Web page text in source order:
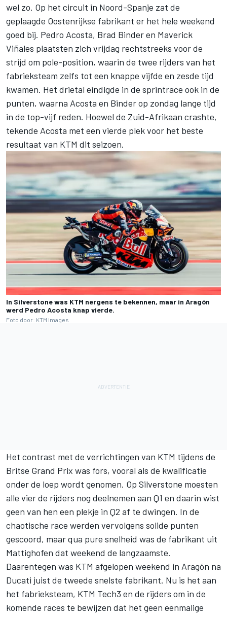
wel zo. Op het circuit in Noord-Spanje zat de
geplaagde Oostenrijkse fabrikant er het hele weekend
goed bij. Pedro Acosta, Brad Binderen Maverick
Viñales plaatsten zich vrijdag rechtstreeks voor de
strijd om pole-position, waarin de twee rijders van het
fabrieksteam zelfs tot een knappe vijfde en zesde tijd
kwamen. Het drietal eindigde in de sprintrace ook in de
punten, waarna Acosta en Binder op zondag lange tijd
in de top-vijf reden. Hoewel de Zuid-Afrikaan crashte,
tekende Acosta met een vierde plek voor het beste
resultaat van KTM dit seizoen.
In Silverstone was KTM nergens te bekennen, maar in Aragón
werd Pedro Acosta knap vierde.
Foto door: KTM Images
Het contrast met de verrichtingen van KTM tijdens de
Britse Grand Prix was fors, vooral als de kwalificatie
onder de loep wordt genomen. Op Silverstone moesten
alle vier de rijders nog deelnemen aan Q1 en daarin wist
geen van hen een plekje in Q2 af te dwingen. In de
chaotische race werden vervolgens solide punten
gescoord, maar qua pure snelheid was de fabrikant uit
Mattighofen dat weekend de langzaamste.
Daarentegen was KTM afgelopen weekend in Aragón na
Ducati juist de tweede snelste fabrikant. Nu is het aan
het fabrieksteam, KTM Tech3 en de rijders om in de
komende races te bewijzen dat het geen eenmalige